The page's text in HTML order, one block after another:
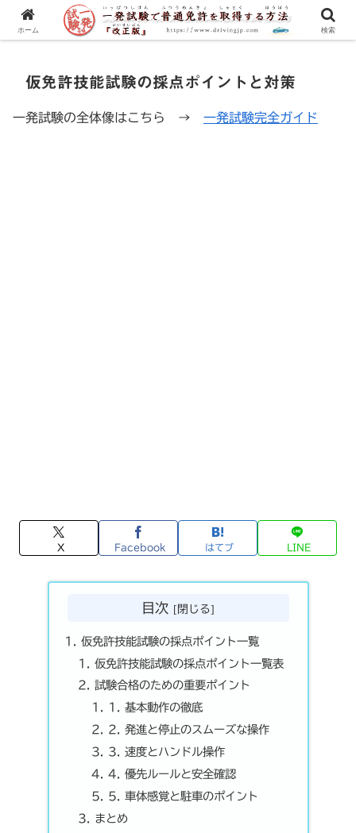
一発試験の流れから合格のコツまで、徹底解説！
仮免許技能試験の採点ポイントと対策
一発試験の全体像はこちら → 一発試験完全ガイド
X Facebook はてブ LINE
目次
仮免許技能試験の採点ポイント一覧
仮免許技能試験の採点ポイント一覧表
試験合格のための重要ポイント
1. 基本動作の徹底
2. 発進と停止のスムーズな操作
3. 速度とハンドル操作
4. 優先ルールと安全確認
5. 車体感覚と駐車のポイント
まとめ
ホーム 検索